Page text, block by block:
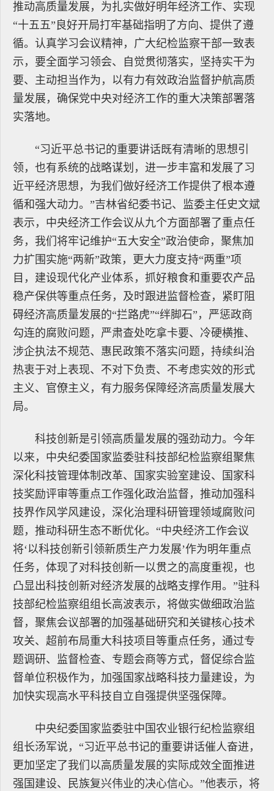
推动高质量发展，为扎实做好明年经济工作、实现
“十五五”良好开局打牢基础指明了方向、提供了遵
循。认真学习会议精神，广大纪检监察干部一致表
示，要全面学习领会、自觉贯彻落实，坚持实干为
要、主动担当作为，以有力有效政治监督护航高质
量发展，确保党中央对经济工作的重大决策部署落
实落地。
“习近平总书记的重要讲话既有清晰的思想引
领，也有系统的战略谋划，进一步丰富和发展了习
近平经济思想，为我们做好经济工作提供了根本遵
循和强大动力。”吉林省纪委书记、监委主任史文斌
表示，中央经济工作会议从九个方面部署了重点任
务，我们将牢记维护“五大安全”政治使命，聚焦加
力扩围实施“两新”政策，更大力度支持“两重”项
目，建设现代化产业体系，抓好粮食和重要农产品
稳产保供等重点任务，及时跟进监督检查，紧盯阻
碍经济高质量发展的“拦路虎”“绊脚石”，严惩政商
勾连的腐败问题，严肃查处吃拿卡要、冷硬横推、
涉企执法不规范、惠民政策不落实问题，持续纠治
热衷于对上表现、不对下负责、不考虑实效的形式
主义、官僚主义，有力服务保障经济高质量发展大
局。
科技创新是引领高质量发展的强劲动力。今年
以来，中央纪委国家监委驻科技部纪检监察组聚焦
深化科技管理体制改革、国家实验室建设、国家科
技奖励评审等重点工作强化政治监督，推动加强科
技界作风学风建设，深化治理科研管理领域腐败问
题，推动科研生态不断优化。“中央经济工作会议
将‘以科技创新引领新质生产力发展’作为明年重点
任务，体现了对科技创新一以贯之的高度重视，也
凸显出科技创新对经济发展的战略支撑作用。”驻科
技部纪检监察组组长高波表示，将做实做细政治监
督，聚焦会议部署的加强基础研究和关键核心技术
攻关、超前布局重大科技项目等重点任务，通过专
题调研、监督检查、专题会商等方式，督促综合监
督单位积极作为，加强国家战略科技力量建设，为
加快实现高水平科技自立自强提供坚强保障。
中央纪委国家监委驻中国农业银行纪检监察组
组长汤军说，“习近平总书记的重要讲话催人奋进，
更加坚定了我们以高质量发展的实际成效全面推进
强国建设、民族复兴伟业的决心信心。”他表示，将